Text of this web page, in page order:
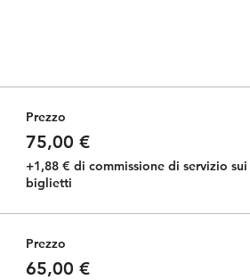
Prezzo
75,00 €
+1,88 € di commissione di servizio sui
biglietti
Prezzo
65,00 €